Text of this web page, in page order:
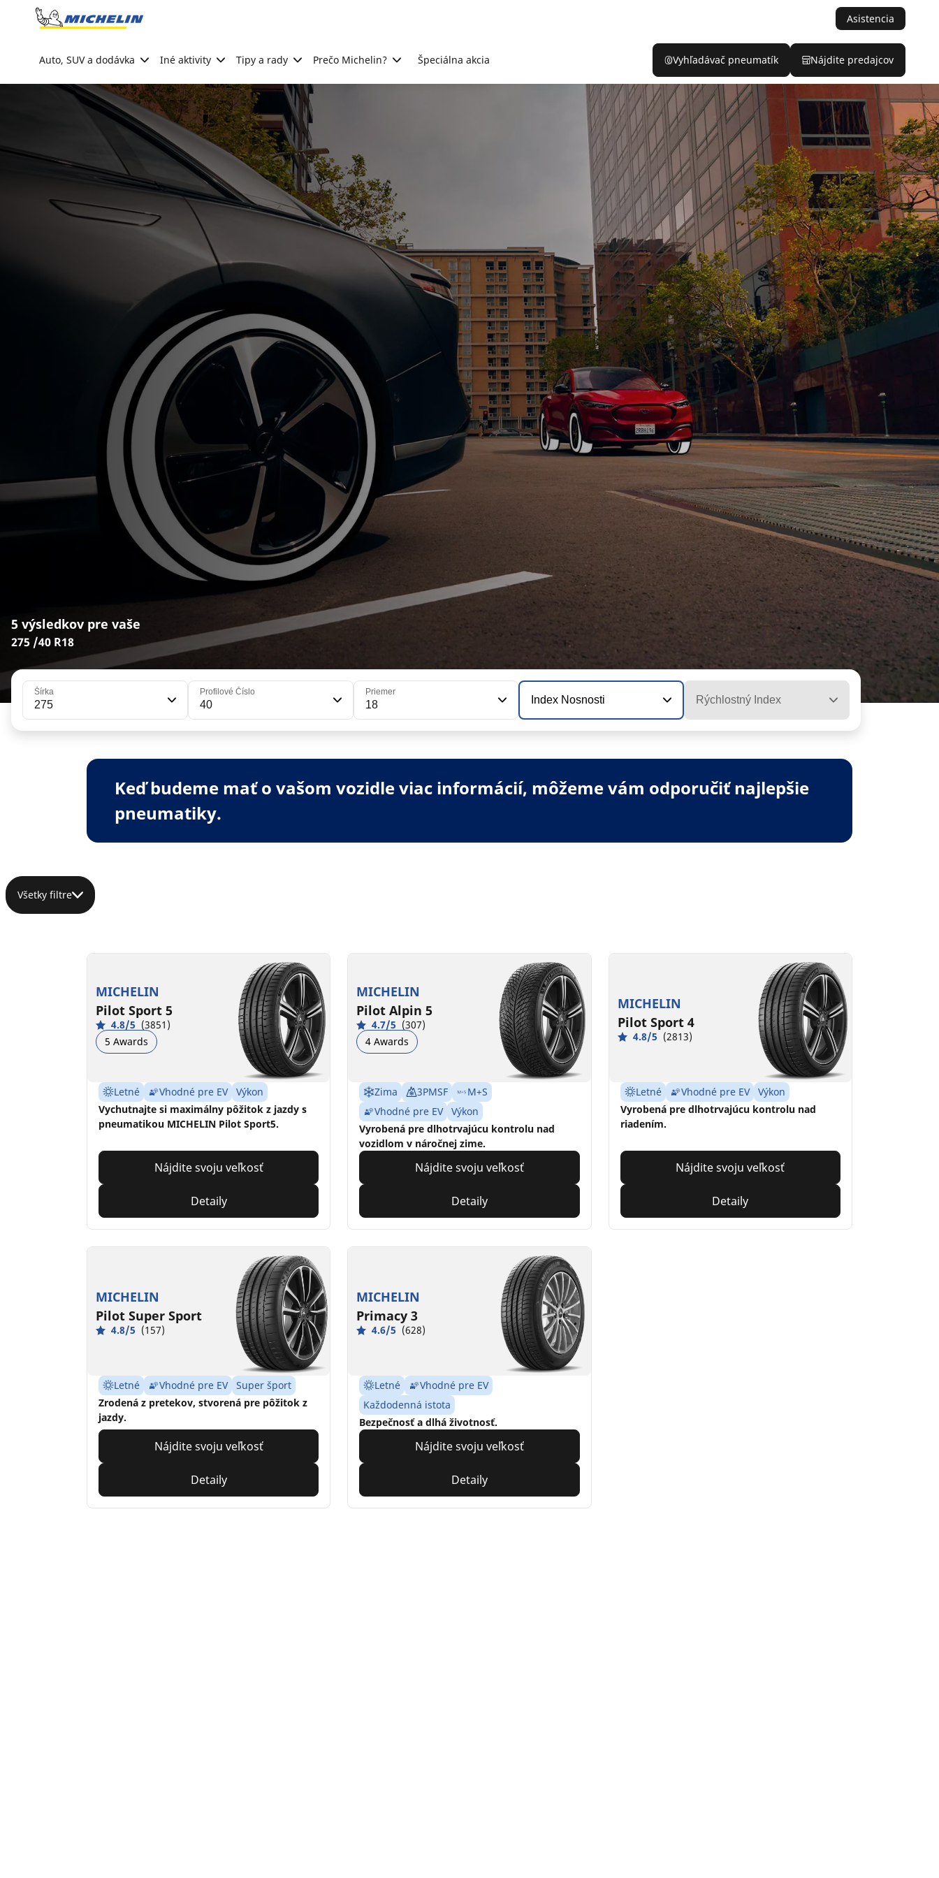
Go to page content
Asistencia
Auto, SUV a dodávka Iné aktivity Tipy a rady Prečo Michelin? Špeciálna akcia Vyhľadávač pneumatík Nájdite predajcov
5 výsledkov pre vaše
275 /40 R18
Šírka
275
Profilové Číslo
40
Priemer
18 Index Nosnosti Rýchlostný Index
Keď budeme mať o vašom vozidle viac informácií, môžeme vám odporučiť najlepšie
pneumatiky.
Všetky filtre
MICHELIN
Pilot Sport 5
4.8/5 (3851)
5 Awards
Letné Vhodné pre EV
Výkon
Vychutnajte si maximálny pôžitok z jazdy s
pneumatikou MICHELIN Pilot Sport5.
Nájdite svoju veľkosť
Detaily
MICHELIN
Pilot Alpin 5
4.7/5 (307)
4 Awards
Zima 3PMSF
M+S
Vhodné pre EV
Výkon
Vyrobená pre dlhotrvajúcu kontrolu nad
vozidlom v náročnej zime.
Nájdite svoju veľkosť
Detaily
MICHELIN
Pilot Sport 4
4.8/5 (2813)
Letné Vhodné pre EV
Výkon
Vyrobená pre dlhotrvajúcu kontrolu nad
riadením.
Nájdite svoju veľkosť
Detaily
MICHELIN
Pilot Super Sport
4.8/5 (157)
Letné Vhodné pre EV
Super šport
Zrodená z pretekov, stvorená pre pôžitok z
jazdy.
Nájdite svoju veľkosť
Detaily
MICHELIN
Primacy 3
4.6/5 (628)
Letné
Vhodné pre EV
Každodenná istota
Bezpečnosť a dlhá životnosť.
Nájdite svoju veľkosť
Detaily